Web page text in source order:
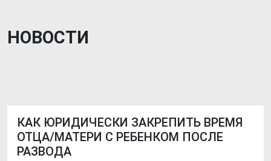
НОВОСТИ
КАК ЮРИДИЧЕСКИ ЗАКРЕПИТЬ ВРЕМЯ
ОТЦА/МАТЕРИ С РЕБЕНКОМ ПОСЛЕ
РАЗВОДА